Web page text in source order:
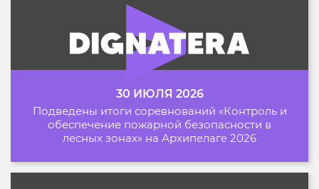
30 ИЮЛЯ 2026
Подведены итоги соревнований «Контроль и
обеспечение пожарной безопасности в
лесных зонах» на Архипелаге 2026